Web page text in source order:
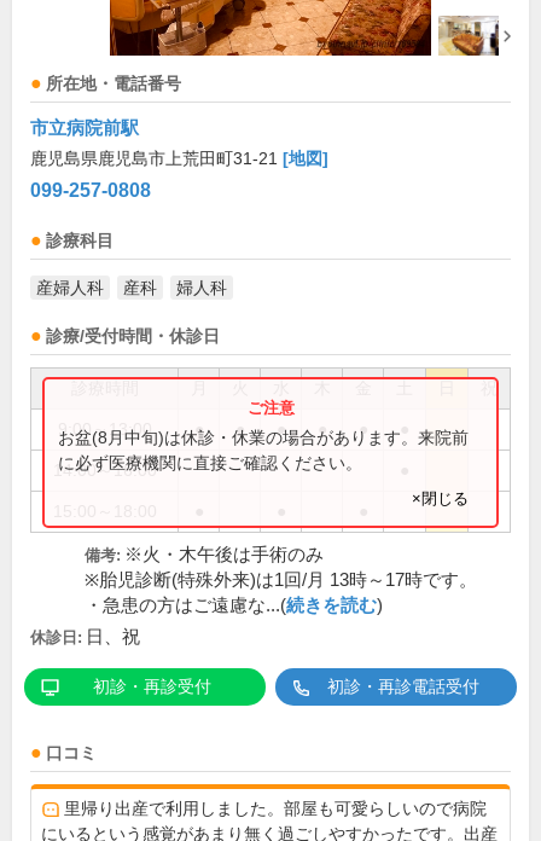
所在地・電話番号
市立病院前駅
鹿児島県鹿児島市上荒田町31-21 [地図]
099-257-0808
診療科目
産婦人科 産科 婦人科
診療/受付時間・休診日
祝
9:00～13:00 ● ● ● ● ●
14:00～16:00
お盆(8月中旬)は休診・休業の場合があります。来院前
に必ず医療機関に直接ご確認ください。
×閉じる
備考: ※火・木午後は手術のみ
※胎児診断(特殊外来)は1回/月 13時～17時です。
・急患の方はご遠慮な...(続きを読む)
休診日: 日、祝
初診・再診受付 初診・再診電話受付
口コミ
里帰り出産で利用しました。部屋も可愛らしいので病院
にいるという感覚があまり無く過ごしやすかったです。出産